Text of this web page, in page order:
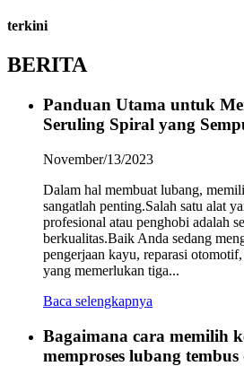
terkini
BERITA
Panduan Utama untuk
Seruling Spiral yang
November/13/2023
Dalam hal membuat lubang,
sangatlah penting.Salah satu alat
profesional atau penghobi adalah
berkualitas.Baik Anda sedang
pengerjaan kayu, reparasi
yang memerlukan tiga...
Baca selengkapnya
Bagaimana cara memilih
memproses lubang